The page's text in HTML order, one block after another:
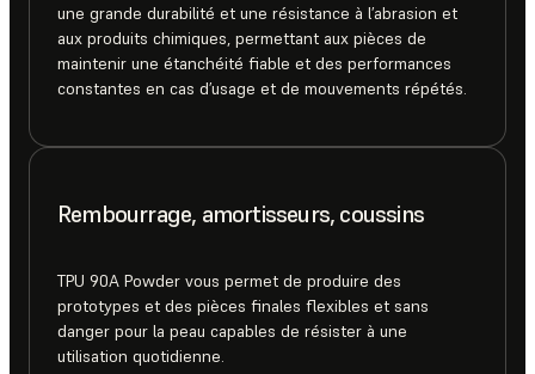
une grande durabilité et une résistance à l’abrasion et
aux produits chimiques, permettant aux pièces de
maintenir une étanchéité fiable et des performances
constantes en cas d’usage et de mouvements répétés.
Rembourrage, amortisseurs, coussins
TPU 90A Powder vous permet de produire des
prototypes et des pièces finales flexibles et sans
danger pour la peau capables de résister à une
utilisation quotidienne.